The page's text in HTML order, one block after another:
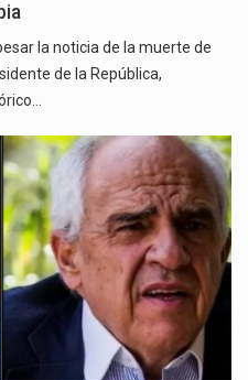
la noticia de la muerte de
de la República,